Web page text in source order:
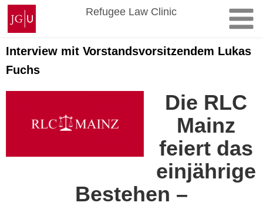
Skip
content
Johannes
Gutenberg
University
Mainz
Refugee Law Clinic
Interview mit Vorstandsvorsitzendem Lukas
Fuchs
Die RLC
Mainz
feiert das
einjährige
Bestehen –